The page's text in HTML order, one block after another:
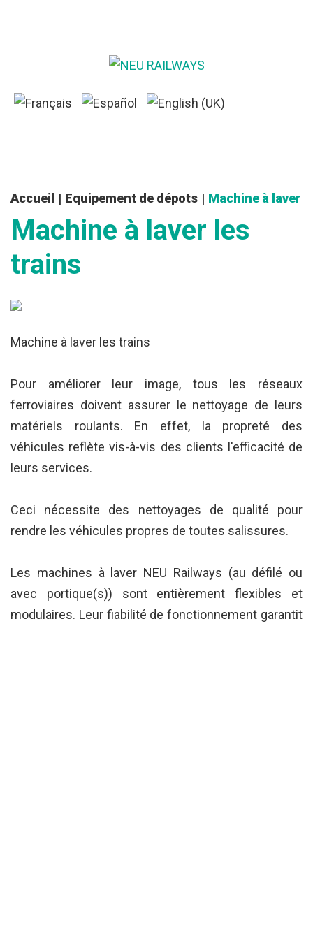
Accueil | Equipement de dépots | Machine à laver
Machine à laver les
trains
Machine à laver les trains
Pour améliorer leur image, tous les réseaux
ferroviaires doivent assurer le nettoyage de leurs
matériels roulants. En effet, la propreté des
véhicules reflète vis-à-vis des clients l'efficacité de
leurs services.
Ceci nécessite des nettoyages de qualité pour
rendre les véhicules propres de toutes salissures.
Les machines à laver NEU Railways (au défilé ou
avec portique(s)) sont entièrement flexibles et
modulaires. Leur fiabilité de fonctionnement garantit